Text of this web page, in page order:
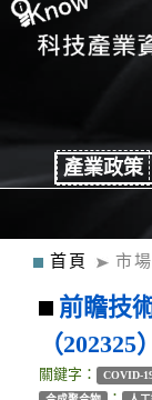
產業政策
首頁 市
前瞻技
（202325）
關鍵字： COVID-